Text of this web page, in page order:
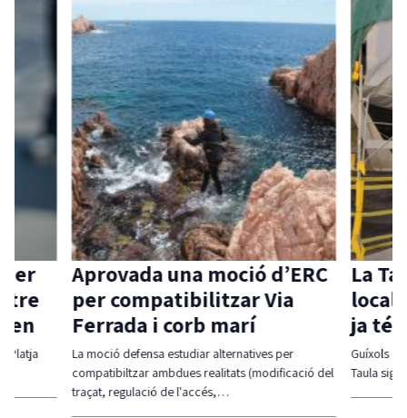
La
local
ja té
Guíxols
Taula
Platja
Aprovada una moció d’ERC
per compatibilitzar Via
Ferrada i corb marí
La moció defensa estudiar alternatives per
compatibiltzar ambdues realitats (modificació del
traçat, regulació de l'accés,…